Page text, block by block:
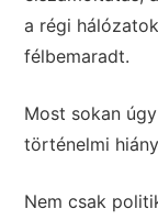
a régi
félbemaradt.
Most sokan
történelmi
Nem csak